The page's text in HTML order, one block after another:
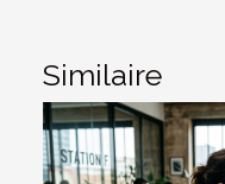
Similaire